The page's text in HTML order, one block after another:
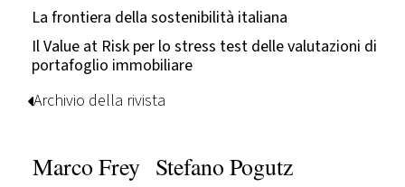
La frontiera della sostenibilità italiana
Il Value at Risk per lo stress test delle valutazioni di
portafoglio immobiliare
Archivio della rivista
Marco Frey Stefano Pogutz